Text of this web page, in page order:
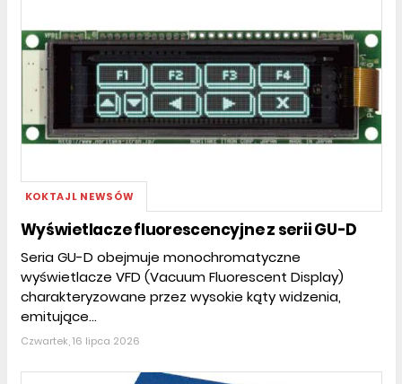
KOKTAJL NEWSÓW
Wyświetlacze fluorescencyjne z serii GU-D
Seria GU-D obejmuje monochromatyczne
wyświetlacze VFD (Vacuum Fluorescent Display)
charakteryzowane przez wysokie kąty widzenia,
emitujące...
Czwartek, 16 lipca 2026